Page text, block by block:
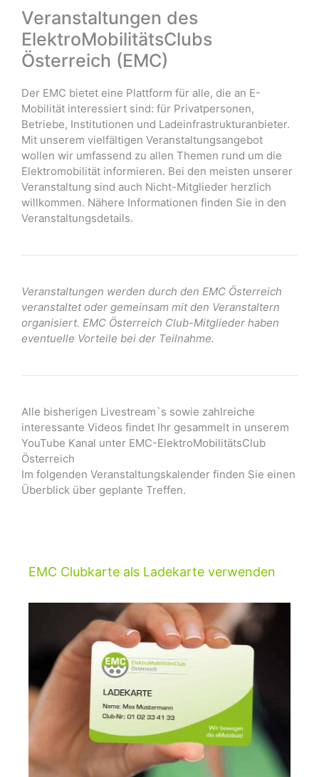
Veranstaltungen des
ElektroMobilitätsClubs
Österreich (EMC)
Der EMC bietet eine Plattform für alle, die an E-
Mobilität interessiert sind: für Privatpersonen,
Betriebe, Institutionen und Ladeinfrastrukturanbieter.
Mit unserem vielfältigen Veranstaltungsangebot
wollen wir umfassend zu allen Themen rund um die
Elektromobilität informieren. Bei den meisten unserer
Veranstaltung sind auch Nicht-Mitglieder herzlich
willkommen. Nähere Informationen finden Sie in den
Veranstaltungsdetails.
Veranstaltungen werden durch den EMC Österreich
veranstaltet oder gemeinsam mit den Veranstaltern
organisiert. EMC Österreich Club-Mitglieder haben
eventuelle Vorteile bei der Teilnahme.
Alle bisherigen Livestream`s sowie zahlreiche
interessante Videos findet Ihr gesammelt in unserem
YouTube Kanal unter EMC-ElektroMobilitätsClub
Österreich
Im folgenden Veranstaltungskalender finden Sie einen
Überblick über geplante Treffen.
EMC Clubkarte als Ladekarte verwenden